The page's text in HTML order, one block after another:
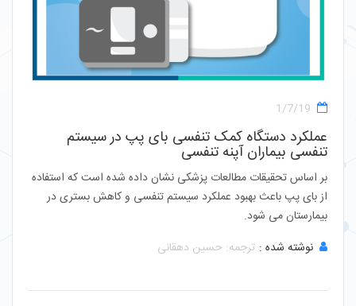
1/7/19
عملکرد دستگاه کمک تنفسی بای پپ در سیستم
تنفسی بیماران آپنه تنفسی
بر اساس تحقیقات مطالعات پزشکی نشان داده شده است که استفاده
از بای پپ باعث بهبود عملکرد سیستم تنفسی و کاهش بستری در
بیمارستان می شود.
نوشته شده : ترجمه: حسین دهقانی